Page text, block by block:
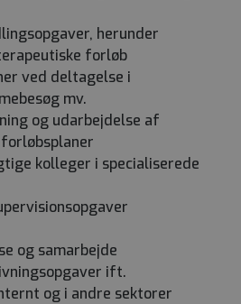
herunder
forløb
ved deltagelse i
mv.
og udarbejdelse af
kolleger i specialiserede
og samarbejde
ift.
og i andre sektorer